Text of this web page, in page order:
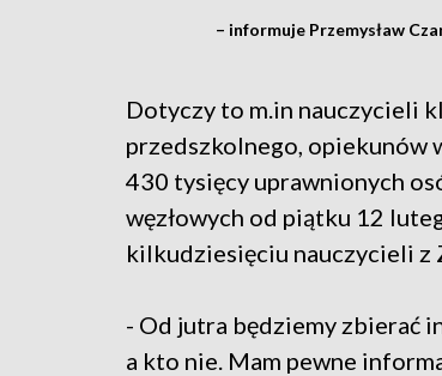
– informuje Przemysław
Dotyczy to m.in nauczycieli
przedszkolnego, opiekunów
430 tysięcy uprawnionych
węzłowych od piątku 12
kilkudziesięciu nauczycieli z
- Od jutra będziemy zbierać
a kto nie. Mam pewne